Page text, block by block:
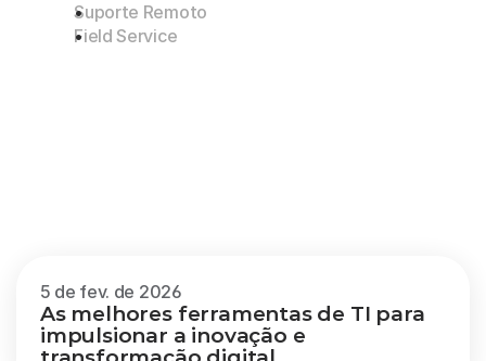
Suporte Remoto
Field Service
5 de fev. de 2026
As melhores ferramentas de TI para
impulsionar a inovação e